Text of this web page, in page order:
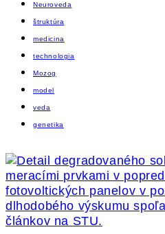
Neuroveda
štruktúra
medicina
technologia
Mozog
model
veda
genetika